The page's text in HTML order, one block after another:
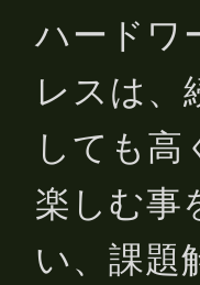
ハードワ
レスは、
しても高
楽しむ事
い、課題